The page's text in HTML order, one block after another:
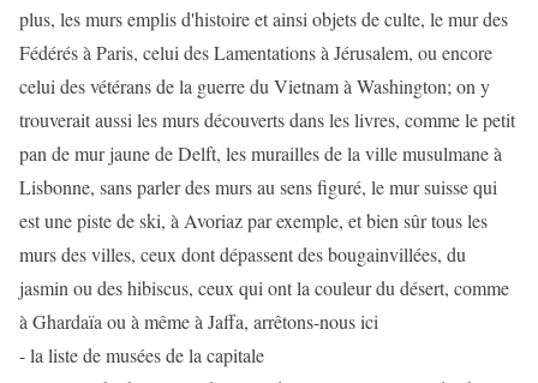
plus, les murs emplis d'histoire et ainsi objets de culte, le mur des
Fédérés à Paris, celui des Lamentations à Jérusalem, ou encore
celui des vétérans de la guerre du Vietnam à Washington; on y
trouverait aussi les murs découverts dans les livres, comme le petit
pan de mur jaune de Delft, les murailles de la ville musulmane à
Lisbonne, sans parler des murs au sens figuré, le mur suisse qui
est une piste de ski, à Avoriaz par exemple, et bien sûr tous les
murs des villes, ceux dont dépassent des bougainvillées, du
jasmin ou des hibiscus, ceux qui ont la couleur du désert, comme
à Ghardaïa ou à même à Jaffa, arrêtons-nous ici
- la liste de musées de la capitale